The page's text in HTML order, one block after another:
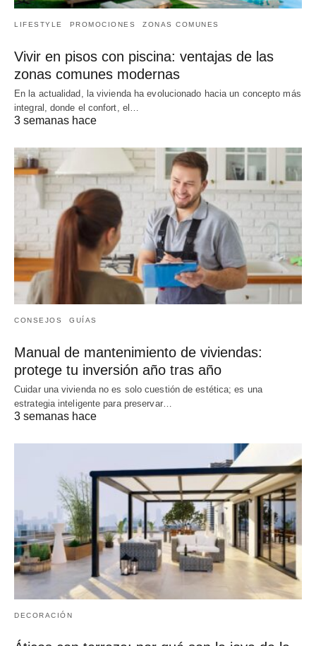
LIFESTYLE PROMOCIONES ZONAS COMUNES
Vivir en pisos con piscina: ventajas de las
zonas comunes modernas
En la actualidad, la vivienda ha evolucionado hacia un concepto más
integral, donde el confort, el…
3 semanas hace
CONSEJOS GUÍAS
Manual de mantenimiento de viviendas:
protege tu inversión año tras año
Cuidar una vivienda no es solo cuestión de estética; es una
estrategia inteligente para preservar…
3 semanas hace
DECORACIÓN